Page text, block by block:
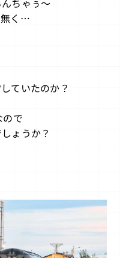
ちゃぅ～
無く…
ていたのか？
で
ょうか？